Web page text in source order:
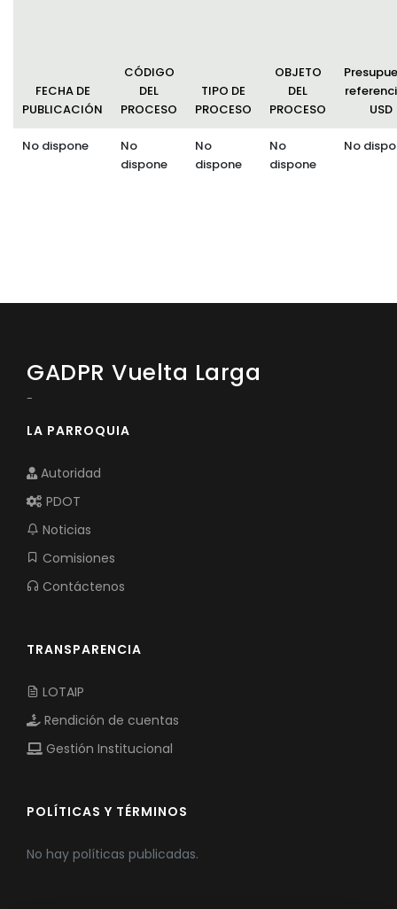
FECHA DE
PUBLICACIÓN
CÓDIGO
DEL
PROCESO
TIPO DE
PROCESO
OBJETO
DEL
PROCESO
USD
No dispone
No
dispone
No
dispone
No
dispone
No
GADPR Vuelta Larga
-
LA PARROQUIA
Autoridad
PDOT
Noticias
Comisiones
Contáctenos
TRANSPARENCIA
LOTAIP
Rendición de cuentas
Gestión Institucional
POLÍTICAS Y TÉRMINOS
No hay políticas publicadas.